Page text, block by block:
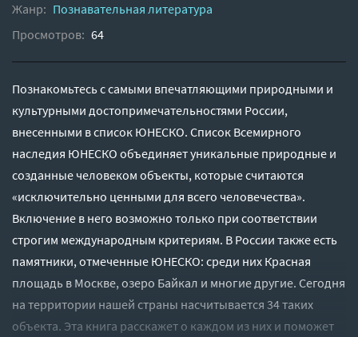
Жанр: Познавательная литература
Просмотров: 64
Познакомьтесь с самыми впечатляющими природными и
культурными достопримечательностями России,
внесенными в список ЮНЕСКО. Список Всемирного
наследия ЮНЕСКО объединяет уникальные природные и
созданные человеком объекты, которые считаются
«исключительно ценными для всего человечества».
Включение в него возможно только при соответствии
строгим международным критериям. В России также есть
памятники, отмеченные ЮНЕСКО: среди них Красная
площадь в Москве, озеро Байкал и многие другие. Сегодня
на территории нашей страны насчитывается 34 таких
объекта. Эта книга расскажет о каждом из них и поможет